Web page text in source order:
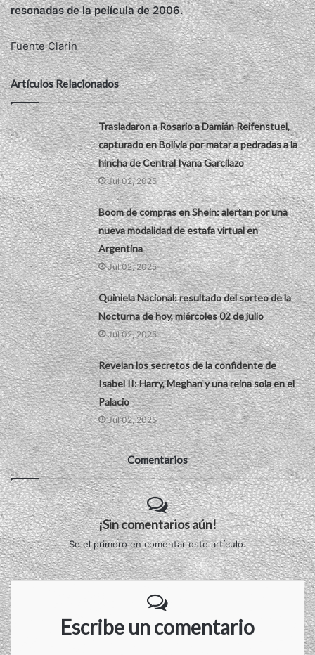
resonadas de la película de 2006.
Fuente Clarin
Artículos Relacionados
Trasladaron a Rosario a Damián Reifenstuel,
capturado en Bolivia por matar a pedradas a la
hincha de Central Ivana Garcilazo
Jul 02, 2025
Boom de compras en Shein: alertan por una
nueva modalidad de estafa virtual en
Argentina
Jul 02, 2025
Quiniela Nacional: resultado del sorteo de la
Nocturna de hoy, miércoles 02 de julio
Jul 02, 2025
Revelan los secretos de la confidente de
Isabel II: Harry, Meghan y una reina sola en el
Palacio
Jul 02, 2025
Comentarios
¡Sin comentarios aún!
Se el primero en comentar este artículo.
Escribe un comentario